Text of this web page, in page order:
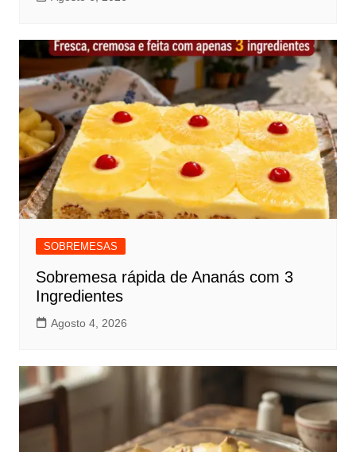
SOBREMESAS
Sobremesa rápida de Ananás com 3
Ingredientes
Agosto 4, 2026